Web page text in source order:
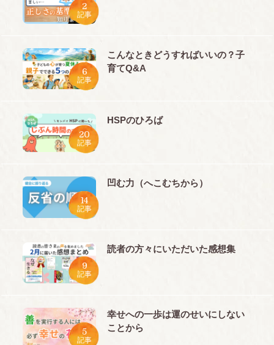
2
記事
6
記事
こんなときどうすればいいの？子
育てQ&A
20
記事
HSPのひろば
14
記事
凹む力（へこむちから）
9
記事
読者の方々にいただいた感想集
5
記事
幸せへの一歩は運のせいにしない
ことから